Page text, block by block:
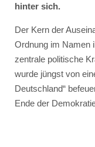
hinter sich.
Der Kern der
Ordnung im Namen
zentrale politische
wurde jüngst von
Deutschland“
Ende der